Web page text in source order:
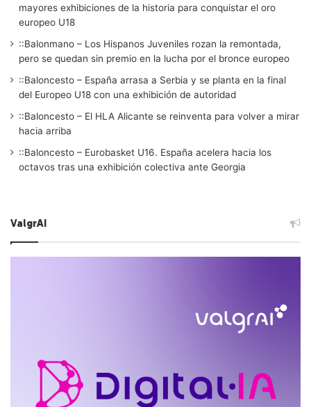
mayores exhibiciones de la historia para conquistar el oro
europeo U18
::Balonmano – Los Hispanos Juveniles rozan la remontada,
pero se quedan sin premio en la lucha por el bronce europeo
::Baloncesto – España arrasa a Serbia y se planta en la final
del Europeo U18 con una exhibición de autoridad
::Baloncesto – El HLA Alicante se reinventa para volver a mirar
hacia arriba
::Baloncesto – Eurobasket U16. España acelera hacia los
octavos tras una exhibición colectiva ante Georgia
ValgrAI